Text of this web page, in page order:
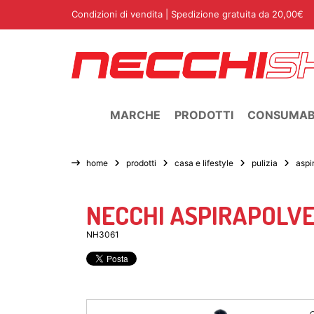
Condizioni di vendita | Spedizione gratuita da 20,00€
MARCHE PRODOTTI
home prodotti casa e lifestyle pulizia
NECCHI
NH3061